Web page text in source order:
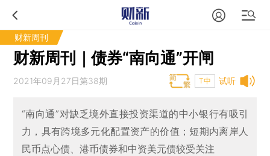
财新周刊
财新周刊｜债券“南向通”开闸
试听
2021年09月27日第38期 T中
“南向通”对缺乏境外直接投资渠道的中小银行有吸引
力，具有跨境多元化配置资产的价值；短期内离岸人
民币点心债、港币债券和中资美元债较受关注